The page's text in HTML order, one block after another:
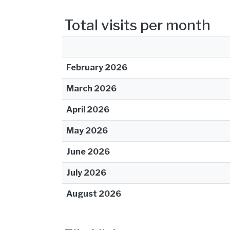
Total visits per month
February 2026
March 2026
April 2026
May 2026
June 2026
July 2026
August 2026